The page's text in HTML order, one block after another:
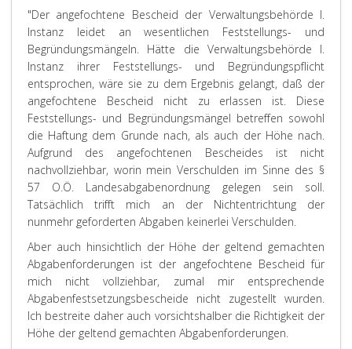
"Der angefochtene Bescheid der Verwaltungsbehörde I.
Instanz leidet an wesentlichen Feststellungs- und
Begründungsmängeln. Hätte die Verwaltungsbehörde I.
Instanz ihrer Feststellungs- und Begründungspflicht
entsprochen, wäre sie zu dem Ergebnis gelangt, daß der
angefochtene Bescheid nicht zu erlassen ist. Diese
Feststellungs- und Begründungsmängel betreffen sowohl
die Haftung dem Grunde nach, als auch der Höhe nach.
Aufgrund des angefochtenen Bescheides ist nicht
nachvollziehbar, worin mein Verschulden im Sinne des §
57 O.Ö. Landesabgabenordnung gelegen sein soll.
Tatsächlich trifft mich an der Nichtentrichtung der
nunmehr geforderten Abgaben keinerlei Verschulden.
Aber auch hinsichtlich der Höhe der geltend gemachten
Abgabenforderungen ist der angefochtene Bescheid für
mich nicht vollziehbar, zumal mir entsprechende
Abgabenfestsetzungsbescheide nicht zugestellt wurden.
Ich bestreite daher auch vorsichtshalber die Richtigkeit der
Höhe der geltend gemachten Abgabenforderungen.